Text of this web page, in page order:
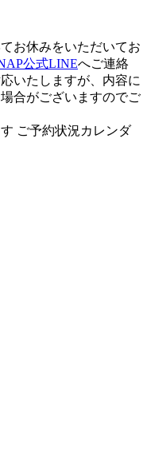
お休みをいただいてお
公式LINEへご連絡
いたしますが、内容に
合がございますのでご
ご予約状況カレンダ